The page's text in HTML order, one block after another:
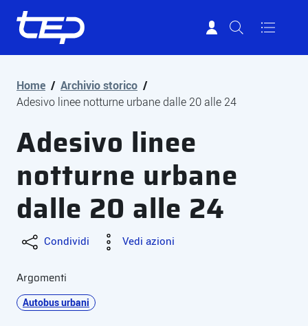
Tep - Trasporti pubblici Parma
Home / Archivio storico /
Adesivo linee notturne urbane dalle 20 alle 24
Adesivo linee
notturne urbane
dalle 20 alle 24
Condividi Vedi azioni
Argomenti
Autobus urbani